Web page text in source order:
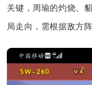
关键，周瑜的灼烧、
局走向，需根据敌方